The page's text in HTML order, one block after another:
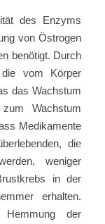
des Enzyms
von Östrogen
benötigt. Durch
vom Körper
das Wachstum
Wachstum
Medikamente
die
weniger
in der
erhalten.
der